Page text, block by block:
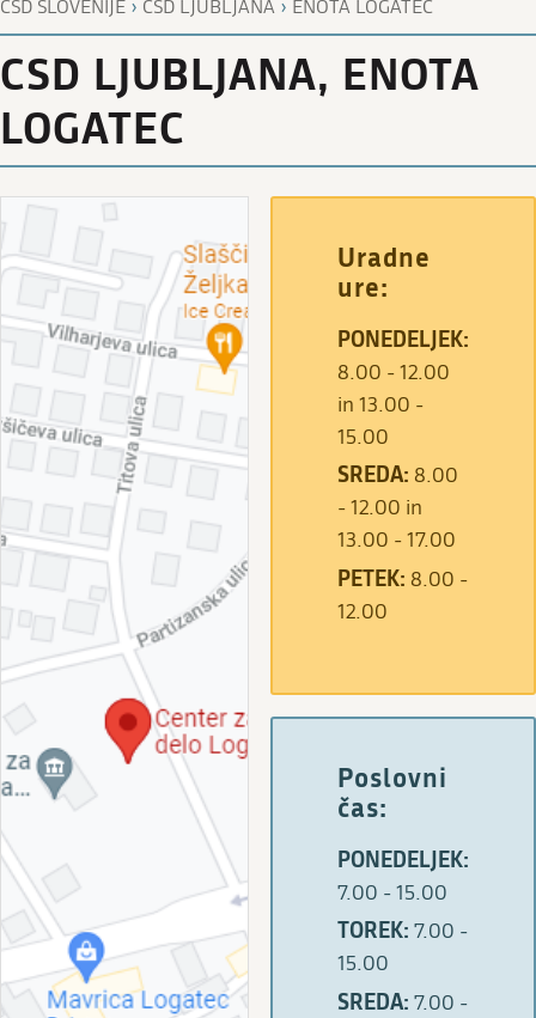
CSD SLOVENIJE › CSD LJUBLJANA › ENOTA LOGATEC
CSD LJUBLJANA, ENOTA
LOGATEC
Uradne
ure:
PONEDELJEK:
8.00 - 12.00
in 13.00 -
15.00
SREDA: 8.00
- 12.00 in
13.00 - 17.00
PETEK: 8.00 -
12.00
Poslovni
čas:
PONEDELJEK:
7.00 - 15.00
TOREK: 7.00 -
15.00
SREDA: 7.00 -